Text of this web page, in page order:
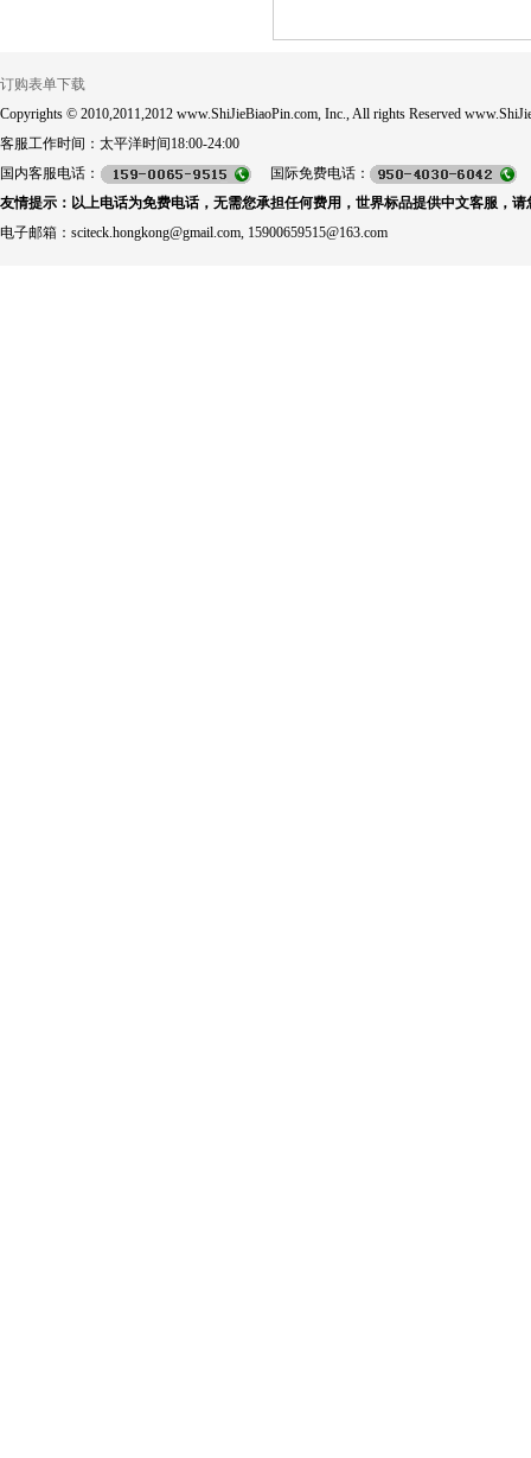
订购表单下载
Copyrights © 2010,2011,2012 www.ShiJieBiaoPin.com, Inc., All rights Reserved
客服工作时间：太平洋时间18:00-24:00
国内客服电话：
国际免费电话：
友情提示：以上电话为免费电话，无需您承担任何费用，世界标品提供中文客服，请
电子邮箱：sciteck.hongkong@gmail.com, 15900659515@163.com